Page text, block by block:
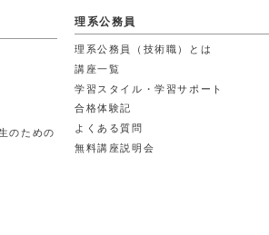
理系公務員
理系公務員（技術職）とは
講座一覧
学習スタイル・学習サポート
合格体験記
よくある質問
無料講座説明会
のための